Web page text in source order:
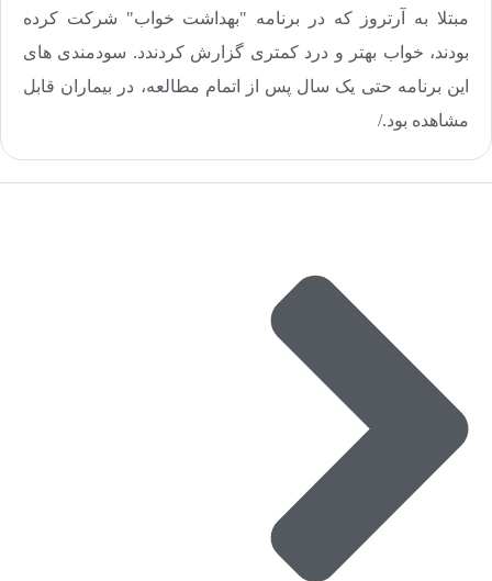
مبتلا به آرتروز که در برنامه "بهداشت خواب" شرکت کرده
بودند، خواب بهتر و درد کمتری گزارش کردندد. سودمندی های
این برنامه حتی یک سال پس از اتمام مطالعه، در بیماران قابل
مشاهده بود./